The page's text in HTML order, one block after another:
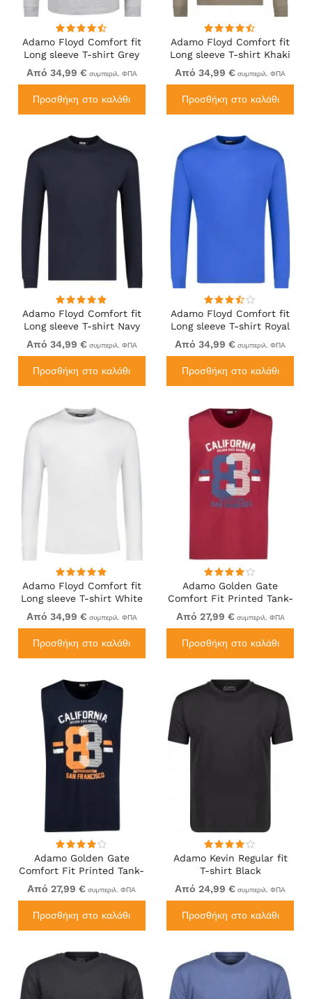
Adamo Floyd Comfort fit
Long sleeve T-shirt Grey
Από 34,99 € συμπεριλ. ΦΠΑ
Προσθήκη στο καλάθι
Adamo Floyd Comfort fit
Long sleeve T-shirt Khaki
Από 34,99 € συμπεριλ. ΦΠΑ
Προσθήκη στο καλάθι
Adamo Floyd Comfort fit
Long sleeve T-shirt Navy
Από 34,99 € συμπεριλ. ΦΠΑ
Προσθήκη στο καλάθι
Adamo Floyd Comfort fit
Long sleeve T-shirt Royal
Blue
Από 34,99 € συμπεριλ. ΦΠΑ
Προσθήκη στο καλάθι
Adamo Floyd Comfort fit
Long sleeve T-shirt White
Από 34,99 € συμπεριλ. ΦΠΑ
Προσθήκη στο καλάθι
Adamo Golden Gate
Comfort Fit Printed Tank-
top Burgundy
Από 27,99 € συμπεριλ. ΦΠΑ
Προσθήκη στο καλάθι
Adamo Golden Gate
Comfort Fit Printed Tank-
top Navy
Από 27,99 € συμπεριλ. ΦΠΑ
Προσθήκη στο καλάθι
Adamo Kevin Regular fit
T-shirt Black
Από 24,99 € συμπεριλ. ΦΠΑ
Προσθήκη στο καλάθι